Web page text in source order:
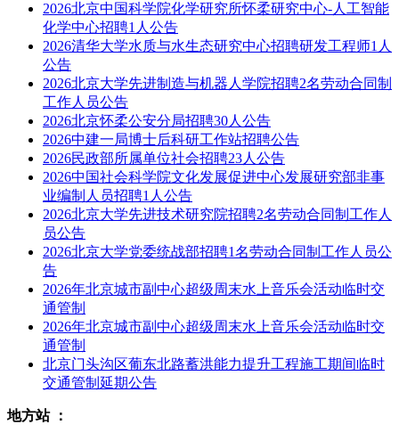
2026北京中国科学院化学研究所怀柔研究中心-人工智能
化学中心招聘1人公告
2026清华大学水质与水生态研究中心招聘研发工程师1人
公告
2026北京大学先进制造与机器人学院招聘2名劳动合同制
工作人员公告
2026北京怀柔公安分局招聘30人公告
2026中建一局博士后科研工作站招聘公告
2026民政部所属单位社会招聘23人公告
2026中国社会科学院文化发展促进中心发展研究部非事
业编制人员招聘1人公告
2026北京大学先进技术研究院招聘2名劳动合同制工作人
员公告
2026北京大学党委统战部招聘1名劳动合同制工作人员公
告
2026年北京城市副中心超级周末水上音乐会活动临时交
通管制
2026年北京城市副中心超级周末水上音乐会活动临时交
通管制
北京门头沟区葡东北路蓄洪能力提升工程施工期间临时
交通管制延期公告
地方站 ：